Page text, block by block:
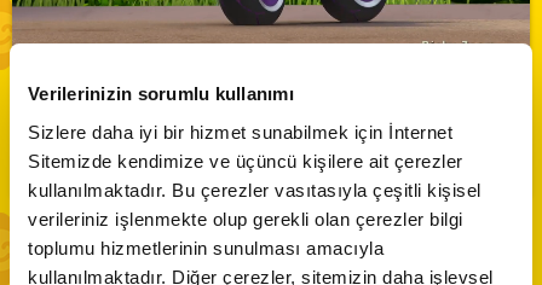
Verilerinizin sorumlu kullanımı
Sizlere daha iyi bir hizmet sunabilmek için İnternet
Sitemizde kendimize ve üçüncü kişilere ait çerezler
kullanılmaktadır. Bu çerezler vasıtasıyla çeşitli kişisel
verileriniz işlenmekte olup gerekli olan çerezler bilgi
toplumu hizmetlerinin sunulması amacıyla
kullanılmaktadır. Diğer çerezler, sitemizin daha işlevsel
PROGRAMLAR
Maceracı Yüzgeçler
Neşeli Dünyam
Servis
Bi' Adada Bi' Arada
Arı Maya
Çupi
Akika ve Sahara
YAYIN AKIŞI
VİDEO
CANLI YAYIN
Rick Zoom | Ricky ve Arkadaşları Wheelford
Tekerleklisini Arıyor - 9.Bölüm
Abone Ol